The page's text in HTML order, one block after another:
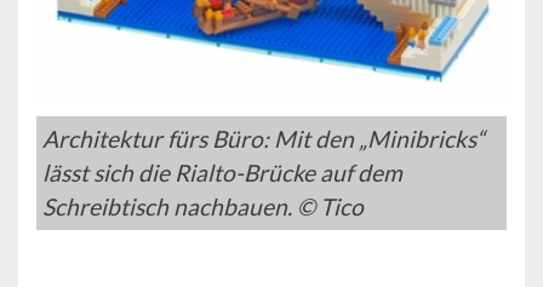
Architektur fürs Büro: Mit den „Minibricks“
lässt sich die Rialto-Brücke auf dem
Schreibtisch nachbauen. © Tico